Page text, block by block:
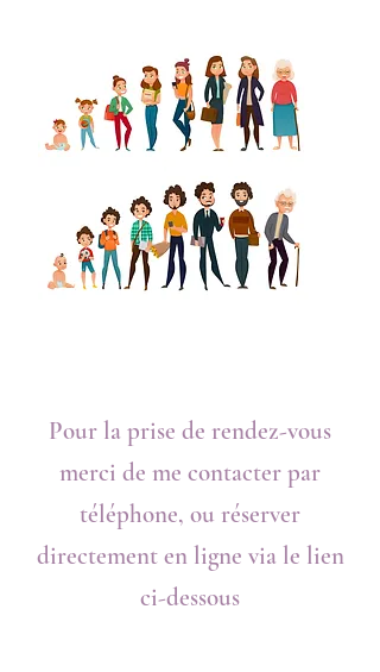
Pour la prise de rendez-vous
merci de me contacter par
téléphone, ou réserver
directement en ligne via le lien
ci-dessous